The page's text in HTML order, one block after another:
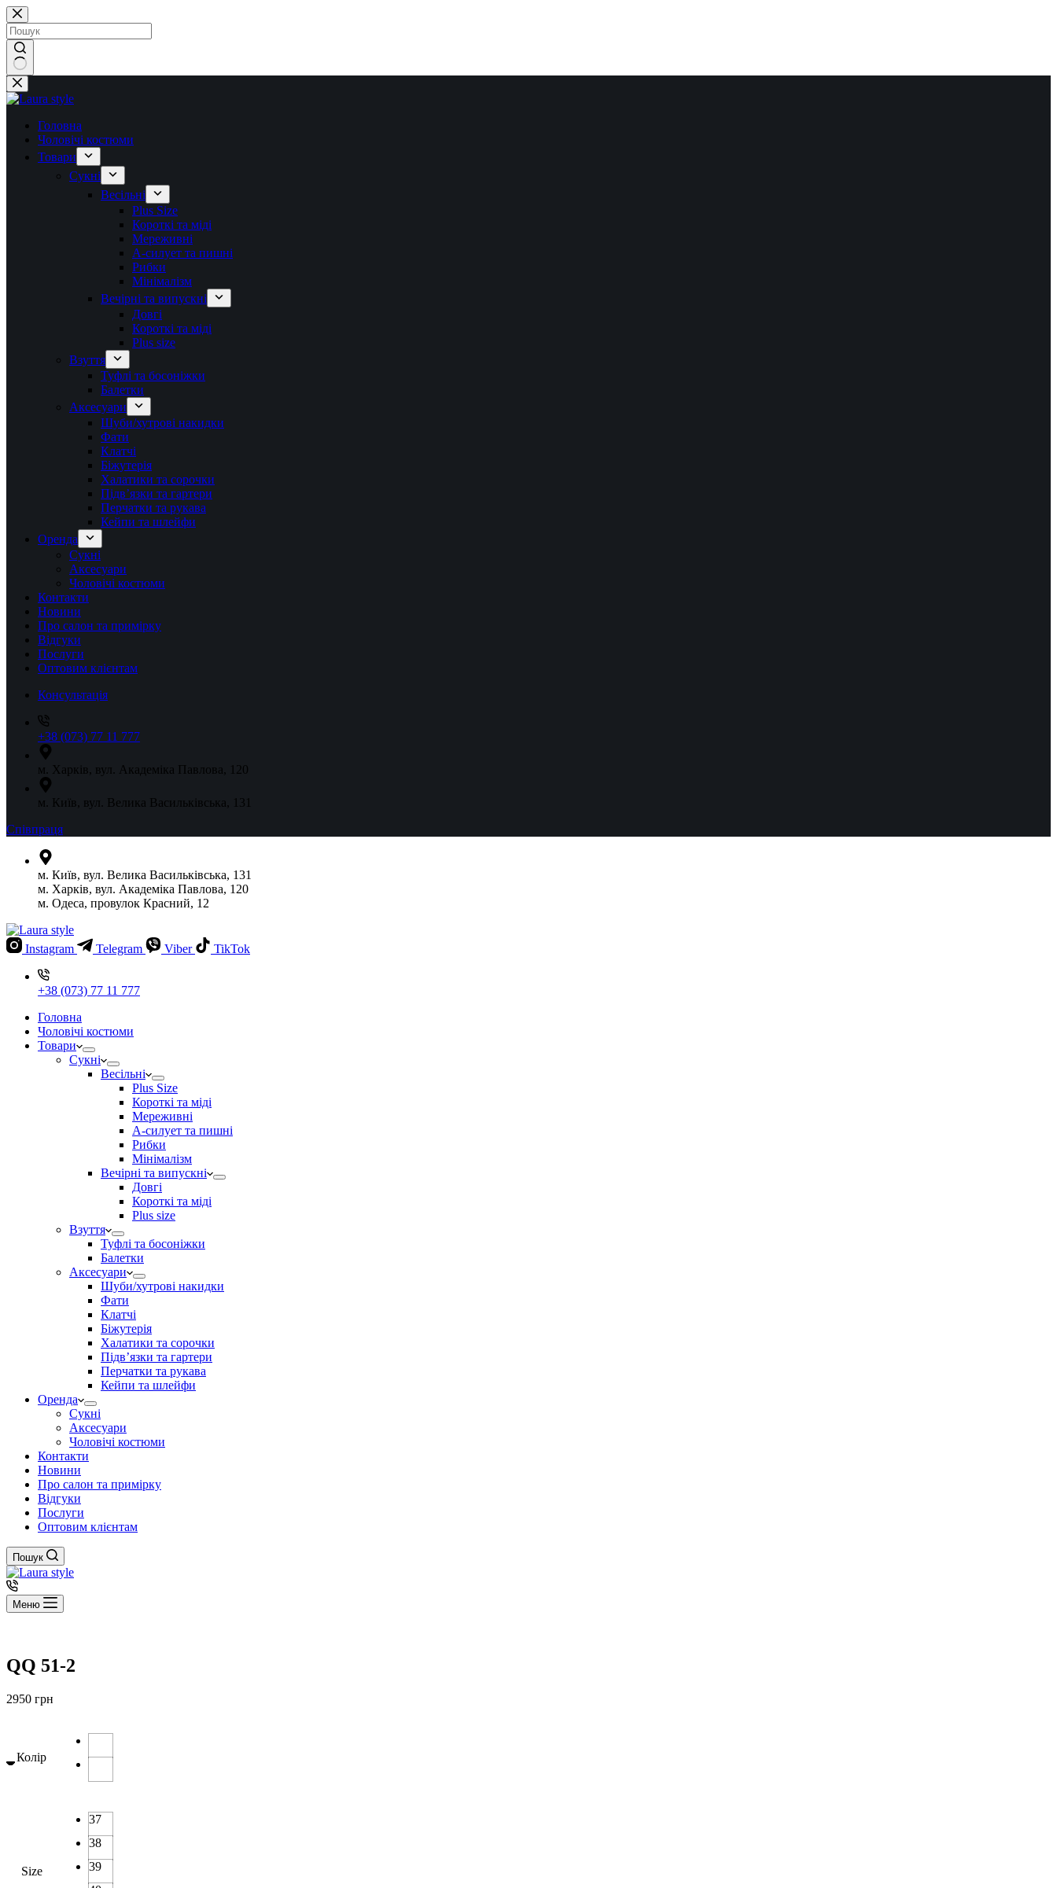
Перейти
до
вмісту
Немає
результатів
Головна
Чоловічі костюми
Товари
Сукні
Весільні
Plus Size
Короткі та міді
Мереживні
А-силует та пишні
Рибки
Мінімалізм
Вечірні та випускні
Довгі
Короткі та міді
Plus size
Взуття
Туфлі та босоніжки
Балетки
Аксесуари
Шуби/хутрові накидки
Фати
Клатчі
Біжутерія
Халатики та сорочки
Підвʼязки та гартери
Перчатки та рукава
Кейпи та шлейфи
Оренда
Сукні
Аксесуари
Чоловічі костюми
Контакти
Новини
Про салон та примірку
Відгуки
Послуги
Оптовим клієнтам
Консультація
+38 (073) 77 11 777
м. Харків, вул. Академіка Павлова, 120
м. Київ, вул. Велика Васильківська, 131
Співпраця
м. Київ, вул. Велика Васильківська, 131
м. Харків, вул. Академіка Павлова, 120
м. Одеса, провулок Красний, 12
Instagram Telegram Viber TikTok
+38 (073) 77 11 777
Головна
Чоловічі костюми
Товари
Сукні
Весільні
Plus Size
Короткі та міді
Мереживні
А-силует та пишні
Рибки
Мінімалізм
Вечірні та випускні
Довгі
Короткі та міді
Plus size
Взуття
Туфлі та босоніжки
Балетки
Аксесуари
Шуби/хутрові накидки
Фати
Клатчі
Біжутерія
Халатики та сорочки
Підвʼязки та гартери
Перчатки та рукава
Кейпи та шлейфи
Оренда
Сукні
Аксесуари
Чоловічі костюми
Контакти
Новини
Про салон та примірку
Відгуки
Послуги
Оптовим клієнтам
Пошук
Меню
QQ 51-2
2950 грн
Колір
Size
37
38
39